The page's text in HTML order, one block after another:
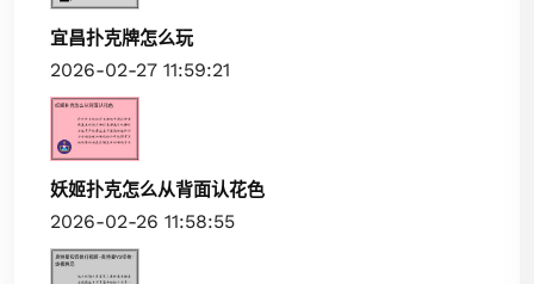
宜昌扑克牌怎么玩
2026-02-27 11:59:21
妖姬扑克怎么从背面认花色
2026-02-26 11:58:55